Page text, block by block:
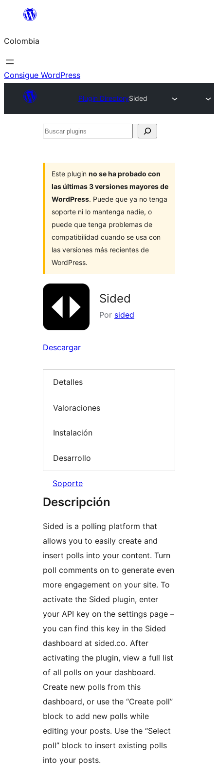
Saltar
contenido
Colombia
Consigue WordPress
Plugin DirectorySided
Buscar
Este plugin no se ha probado con
las últimas 3 versiones mayores de
WordPress. Puede que ya no tenga
soporte ni lo mantenga nadie, o
puede que tenga problemas de
compatibilidad cuando se usa con
las versiones más recientes de
WordPress.
Sided
Por sided
Descargar
Detalles
Valoraciones
Instalación
Desarrollo
Soporte
Descripción
Sided is a polling platform that
allows you to easily create and
insert polls into your content. Turn
poll comments on to generate even
more engagement on your site. To
activate the Sided plugin, enter
your API key on the settings page –
you can find this key in the Sided
dashboard at sided.co. After
activating the plugin, view a full list
of all polls on your dashboard.
Create new polls from this
dashboard, or use the “Create poll”
block to add new polls while
editing your posts. Use the “Select
poll” block to insert existing polls
into your posts.